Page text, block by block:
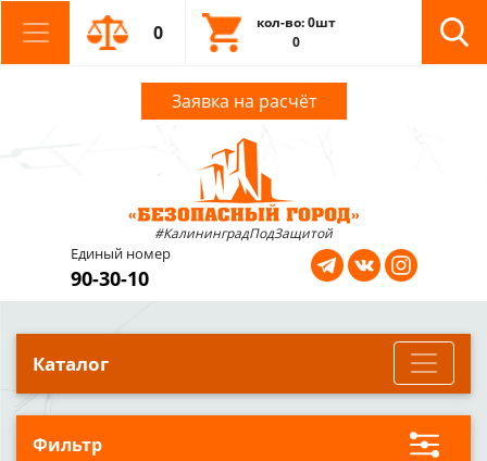
0
кол-во: 0шт
0
Заявка на расчёт
#КалининградПодЗащитой
Единый номер
90-30-10
Каталог
Фильтр